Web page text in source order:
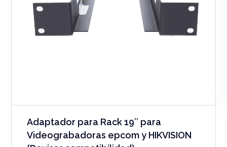
Adaptador para Rack 19″ para
Videograbadoras epcom y HIKVISION